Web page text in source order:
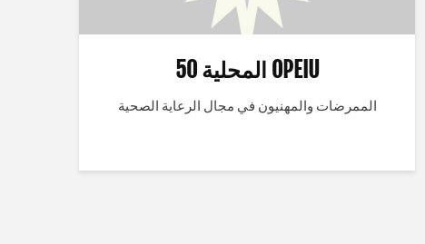
OPEIU المحلية 50
الممرضات والمهنيون في مجال الرعاية الصحية